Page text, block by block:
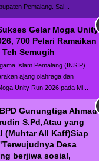
Pemalang. Sal...
Gelar Moga Unity
700 Pelari Ramaikan
Semugih
Islam Pemalang (INSIP)
ajang olahraga dan
Unity Run 2026 pada Mi...
Gunungtiga Ahmad
S.Pd,Atau yang
(Muhtar All Kaff)Siap
Desa
berjiwa sosial,